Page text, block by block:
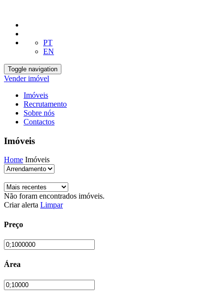
PT
EN
Toggle navigation
Vender imóvel
Imóveis
Recrutamento
Sobre nós
Contactos
Imóveis
Home Imóveis
Não foram encontrados imóveis.
Criar alerta Limpar
Preço
Área